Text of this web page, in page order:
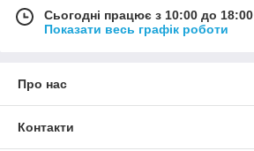
Сьогодні працює з 10:00 до 18:00
Показати весь графік роботи
Про нас
Контакти